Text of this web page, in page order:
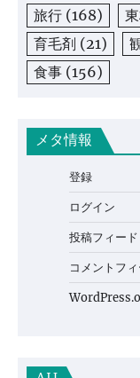
旅行 (168)
育毛剤 (21)
食事 (156)
メタ情報
登録
ログイン
投稿フィード
コメントフ